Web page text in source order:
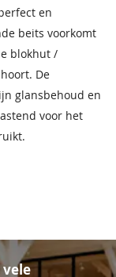
en
beits voorkomt
blokhut /
De
glansbehoud en
voor het
vele